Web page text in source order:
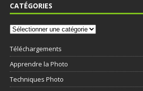
CATÉGORIES
Téléchargements
Apprendre la Photo
Techniques Photo